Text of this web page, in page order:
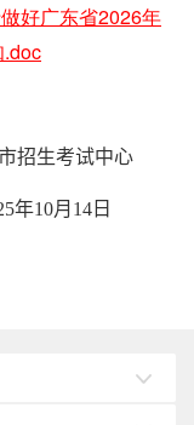
好广东省2026年
招生考试中心
年10月 14 日